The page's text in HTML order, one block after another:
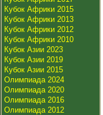
Кубок Африки 2015
Кубок Африки 2013
Кубок Африки 2012
Кубок Африки 2010
Кубок Азии 2023
Кубок Азии 2019
Кубок Азии 2015
Олимпиада 2024
Олимпиада 2020
Олимпиада 2016
Олимпиада 2012